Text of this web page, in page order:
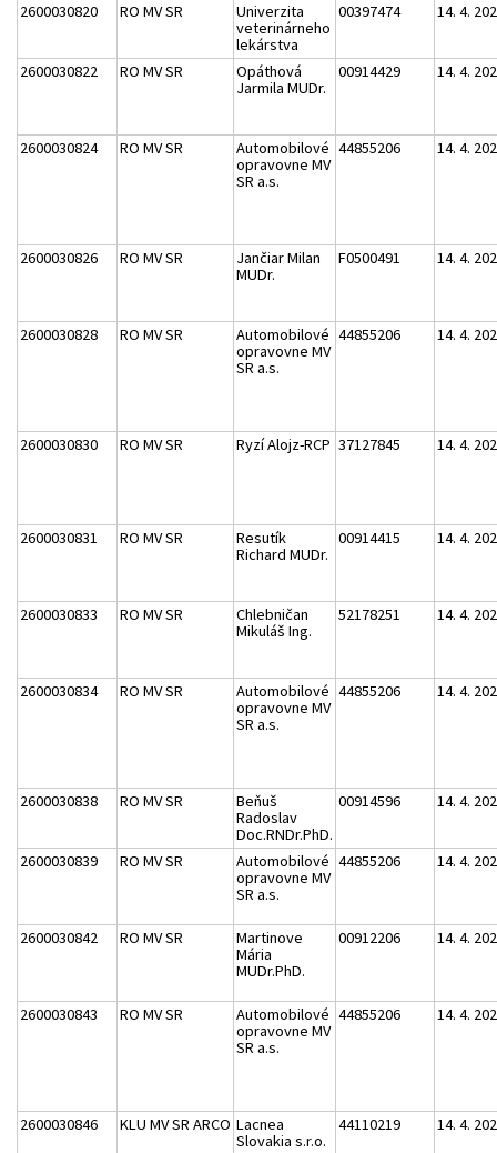
2600030820 RO MV SR
Univerzita
veterinárneho
lekárstva
00397474 14. 4.
2600030822 RO MV SR
Opáthová
Jarmila MUDr.
00914429 14. 4.
2600030824 RO MV SR
Automobilové
opravovne MV
SR a.s.
44855206 14. 4.
2600030826 RO MV SR
Jančiar Milan
MUDr.
F0500491 14. 4.
2600030828 RO MV SR
Automobilové
opravovne MV
SR a.s.
44855206 14. 4.
2600030830 RO MV SR Ryzí Alojz-RCP 37127845 14. 4.
2600030831 RO MV SR
Resutík
Richard MUDr.
00914415 14. 4.
2600030833 RO MV SR
Chlebničan
Mikuláš Ing.
52178251 14. 4.
2600030834 RO MV SR
Automobilové
opravovne MV
SR a.s.
44855206 14. 4.
2600030838 RO MV SR
Beňuš
Radoslav
Doc.RNDr.PhD.
00914596 14. 4.
2600030839 RO MV SR
Automobilové
opravovne MV
SR a.s.
44855206 14. 4.
2600030842 RO MV SR
Martinove
Mária
MUDr.PhD.
00912206 14. 4.
2600030843 RO MV SR
Automobilové
opravovne MV
SR a.s.
44855206 14. 4.
2600030846 KLU MV SR ARCO Lacnea
Slovakia s.r.o.
44110219 14. 4.